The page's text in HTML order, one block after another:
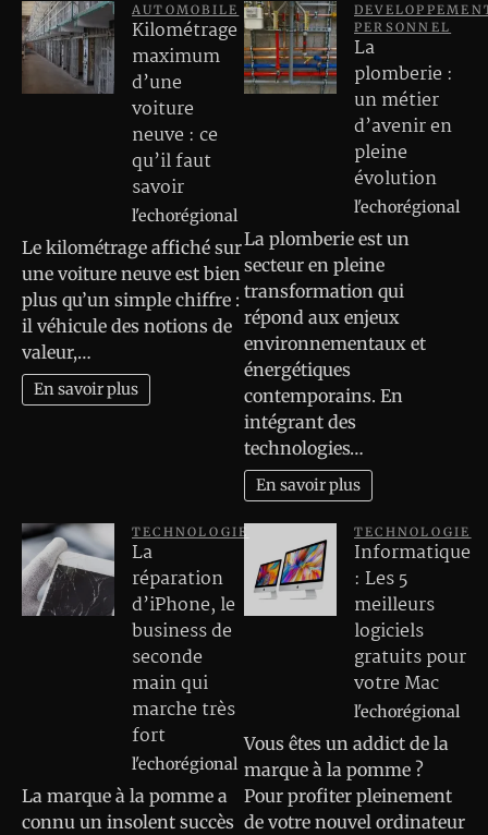
AUTOMOBILE
Kilométrage
maximum
d’une
voiture
neuve : ce
qu’il faut
savoir
l'echorégional
Le kilométrage affiché sur
une voiture neuve est bien
plus qu’un simple chiffre :
il véhicule des notions de
valeur,…
En savoir plus
PERSONNEL
La
plomberie :
un métier
d’avenir en
pleine
évolution
l'echorégional
La plomberie est un
secteur en pleine
transformation qui
répond aux enjeux
environnementaux et
énergétiques
contemporains. En
intégrant des
technologies…
En savoir plus
TECHNOLOGIE
La
réparation
d’iPhone, le
business de
seconde
main qui
marche très
fort
l'echorégional
La marque à la pomme a
connu un insolent succès
TECHNOLOGIE
Informatique
: Les 5
meilleurs
logiciels
gratuits pour
votre Mac
l'echorégional
Vous êtes un addict de la
marque à la pomme ?
Pour profiter pleinement
de votre nouvel ordinateur